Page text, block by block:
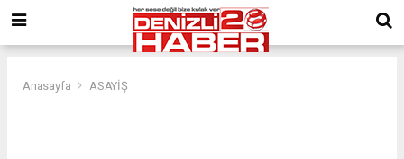
Anasayfa ASAYİŞ